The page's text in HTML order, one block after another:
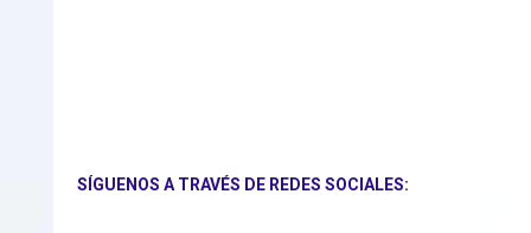
SÍGUENOS A TRAVÉS DE REDES SOCIALES: